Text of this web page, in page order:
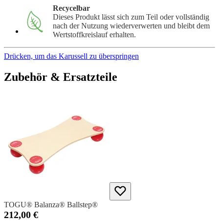
Recycelbar
Dieses Produkt lässt sich zum Teil oder vollständig
nach der Nutzung wiederverwerten und bleibt dem
Wertstoffkreislauf erhalten.
Drücken, um das Karussell zu überspringen
Zubehör & Ersatzteile
TOGU® Balanza® Ballstep®
212,00 €